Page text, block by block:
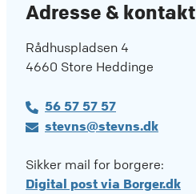
Adresse & kontakt
Rådhuspladsen 4
4660 Store Heddinge
56 57 57 57
stevns@stevns.dk
Sikker mail for borgere:
Digital post via Borger.dk